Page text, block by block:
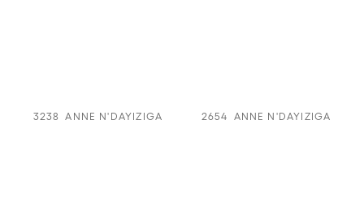
3238 ANNE N'DAYIZIGA 2654 ANNE N'DAYIZIGA